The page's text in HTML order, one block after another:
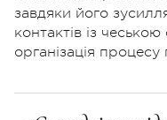
завдяки його
контактів із
організація